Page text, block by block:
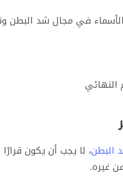
الأسماء في مجال شد
البطن، لا يجب أن يكون
غيره.